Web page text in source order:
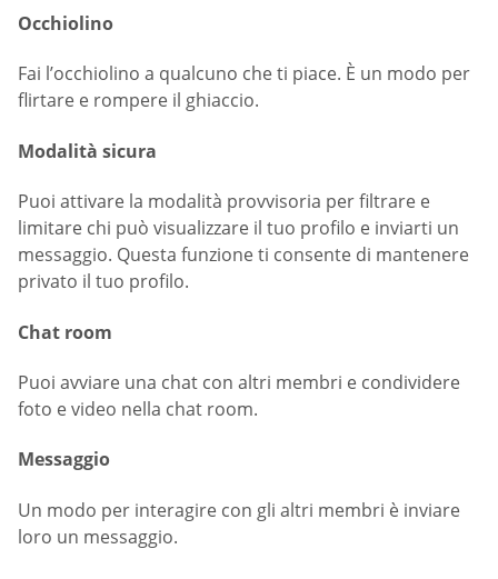
Occhiolino
Fai l’occhiolino a qualcuno che ti piace. È un modo per
flirtare e rompere il ghiaccio.
Modalità sicura
Puoi attivare la modalità provvisoria per filtrare e
limitare chi può visualizzare il tuo profilo e inviarti un
messaggio. Questa funzione ti consente di mantenere
privato il tuo profilo.
Chat room
Puoi avviare una chat con altri membri e condividere
foto e video nella chat room.
Messaggio
Un modo per interagire con gli altri membri è inviare
loro un messaggio.